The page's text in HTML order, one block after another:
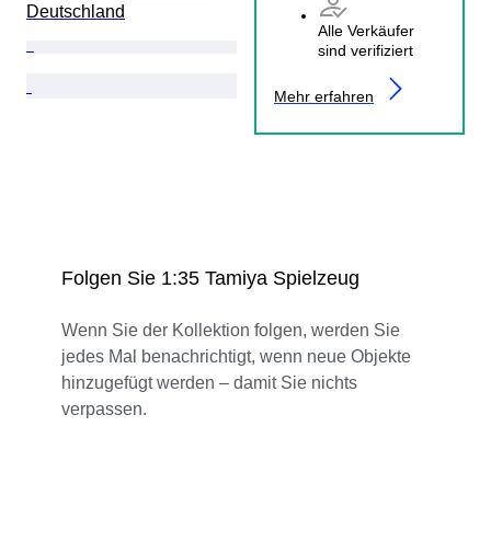
Deutschland
Alle Verkäufer
sind verifiziert
Mehr erfahren
Folgen Sie 1:35 Tamiya Spielzeug
Wenn Sie der Kollektion folgen, werden Sie
jedes Mal benachrichtigt, wenn neue Objekte
hinzugefügt werden – damit Sie nichts
verpassen.